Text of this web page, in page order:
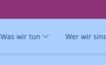
Was wir tun Wer wir